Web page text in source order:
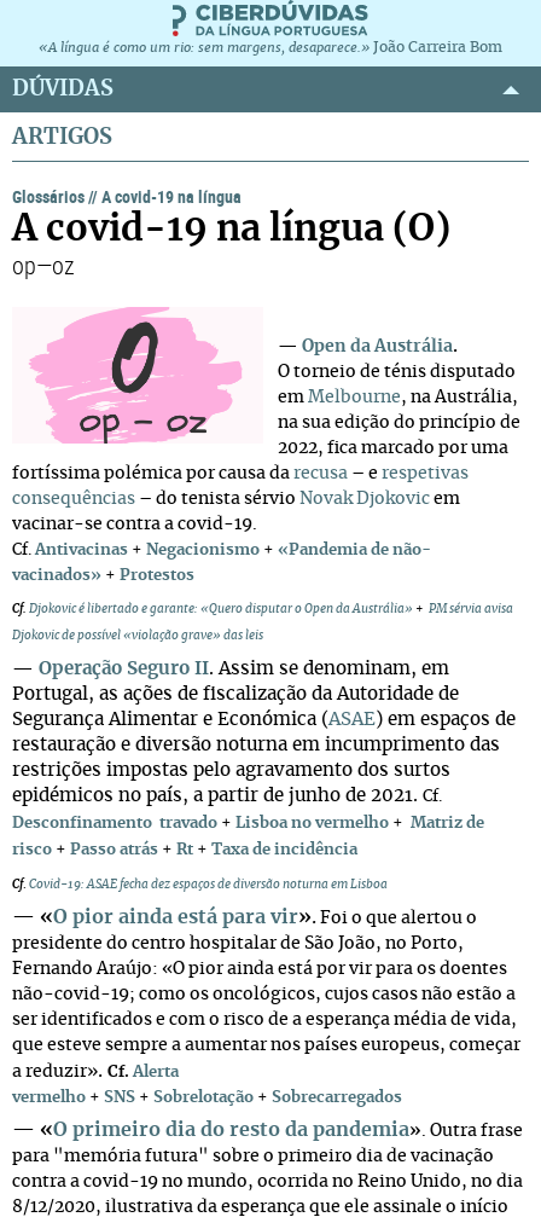
«A língua é como um rio: sem margens, desaparece.» João Carreira Bom
DÚVIDAS
ARTIGOS
Glossários//A covid-19 na língua
A covid-19 na língua (O)
op—oz
— Open da Austrália.
O torneio de ténis disputado
em Melbourne, na Austrália,
na sua edição do princípio de
2022, fica marcado por uma
fortíssima polémica por causa da recusa – e respetivas
consequências – do tenista sérvio Novak Djokovic em
vacinar-se contra a covid-19.
Cf.Antivacinas + Negacionismo + «Pandemia de não-
vacinados» + Protestos
Cf. Djokovic é libertado e garante: «Quero disputar o Open da Austrália» + PM sérvia avisa
Djokovic de possível «violação grave» das leis
— Operação Seguro II. Assim se denominam, em
Portugal, as ações de fiscalização da Autoridade de
Segurança Alimentar e Económica (ASAE) em espaços de
restauração e diversão noturna em incumprimento das
restrições impostas pelo agravamento dos surtos
epidémicos no país, a partir de junho de 2021. Cf.
Desconfinamento travado + Lisboa no vermelho + Matriz de
risco + Passo atrás + Rt + Taxa de incidência
Cf. Covid-19: ASAE fecha dez espaços de diversão noturna em Lisboa
— «O pior ainda está para vir». Foi o que alertou o
presidente do centro hospitalar de São João, no Porto,
Fernando Araújo: «O pior ainda está por vir para os doentes
não-covid-19; como os oncológicos, cujos casos não estão a
ser identificados e com o risco de a esperança média de vida,
que esteve sempre a aumentar nos países europeus, começar
a reduzir». Cf.Alerta
vermelho + SNS + Sobrelotação + Sobrecarregados
— «O primeiro dia do resto da pandemia». Outra frase
para "memória futura" sobre o primeiro dia de vacinação
contra a covid-19 no mundo, ocorrida no Reino Unido, no dia
8/12/2020, ilustrativa da esperança que ele assinale o início